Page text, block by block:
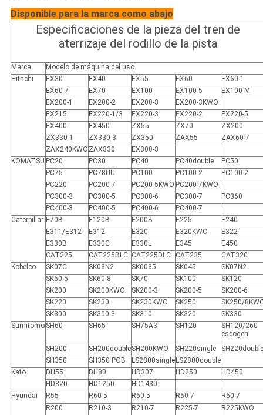
Disponible para la marca como abajo
Especificaciones de la pieza del tren de
aterrizaje del rodillo de la pista
Marca
Modelo de máquina del uso
Hitachi
EX30 EX40 EX55 EX60
EX60-1
EX60-7
EX70 EX100 EX100-5
EX100-M
EX200-1
EX200-2 EX200-3
EX200-3KWO
EX215
EX220-1/3 EX220-3 EX220-2
EX220-5
EX400
EX450 ZX55 ZX70
ZX200
ZX330-1
ZX330-3 ZX350 ZAX55
ZAX60-7
ZAX240KWO ZAX330
EX300-3
KOMATSU PC20 PC30 PC40 PC40double
PC50
PC75
PC78UU PC100 PC100-2
PC100-2
PC220
PC200-7 PC200-5KWO PC200-7KWO
PC300-3
PC300-5 PC300-6 PC300-7
PC360
PC400-3
PC400-5 PC400-6
PC400-7
Caterpillar E70B E120B E200B E225
E240
E311/E312
E312 E320 E320KWO
E322
E330B
E330C E330L E345
E450
CAT225
CAT225BLC CAT225DLC CAT235
CAT320
Kobelco
SK07C SK03N2 SK0035 SK045
SK07N2
SK60-5
SK60-8 SK70 SK100
SK120
SK200
SK200KWO SK200-3 SK200-5
SK200-6
SK220
SK230 SK230KWO SK250
SK250/
SK300
SK300-3 SK310 SK320
SK330
Sumitomo SH60 SH65 SH75A3 SH120
SH120/260
escogen
SH200
SH200doubleSH200KWO SH220single
SH220double
SH350
SH350 POB LS2800single LS2800double
Kato
DH55 DH80 HD307 HD250
HD450
HD820
HD1250
HD1430
Hyundai
R55 R60-5 R60-5 R60-7
R60-7
R200
R210-3 R210-7 R225-7 R225KWO